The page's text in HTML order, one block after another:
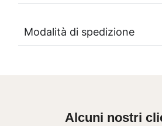
Modalità di spedizione
Alcuni nostri